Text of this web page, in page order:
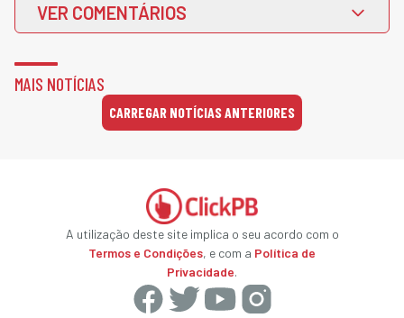
VER COMENTÁRIOS
MAIS NOTÍCIAS
CARREGAR NOTÍCIAS ANTERIORES
A utilização deste site implica o seu acordo com o
Termos e Condições, e com a Política de
Privacidade.